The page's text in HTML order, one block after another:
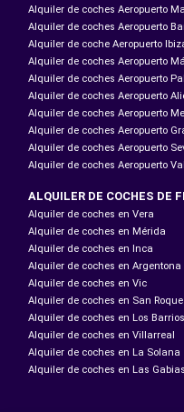
Alquiler de coches Aeropuerto
Alquiler de coches Aeropuerto
Alquiler de coche Aeropuerto
Alquiler de coches Aeropuerto
Alquiler de coches Aeropuerto
Alquiler de coches Aeropuerto
Alquiler de coches Aeropuerto
Alquiler de coches Aeropuerto
Alquiler de coches Aeropuerto
Alquiler de coches Aeropuerto
ALQUILER DE COCHES DE
Alquiler de coches en Vera
Alquiler de coches en Mérida
Alquiler de coches en Inca
Alquiler de coches en Argentona
Alquiler de coches en Vic
Alquiler de coches en San Roque
Alquiler de coches en Los Barrios
Alquiler de coches en Villarreal
Alquiler de coches en La Solana
Alquiler de coches en Las Gabias